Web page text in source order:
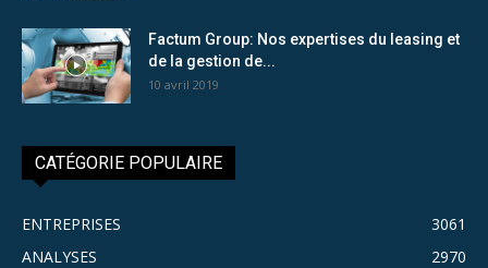
Factum Group: Nos expertises du leasing et
de la gestion de...
10 avril 2019
CATÉGORIE POPULAIRE
ENTREPRISES
3061
ANALYSES
2970